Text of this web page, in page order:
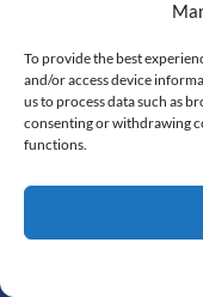
To provide the best
and/or access device
us to process data such as
consenting or withdrawing
functions.